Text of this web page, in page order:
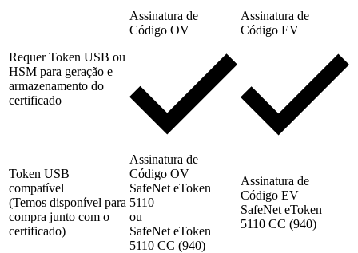
Requer Token USB ou
HSM para geração e
armazenamento do
certificado
Assinatura de
Código OV
Assinatura de
Código EV
Token USB
compatível
(Temos disponível para
compra junto com o
certificado)
Assinatura de
Código OV
SafeNet eToken
5110
ou
SafeNet eToken
5110 CC (940)
Assinatura de
Código EV
SafeNet eToken
5110 CC (940)